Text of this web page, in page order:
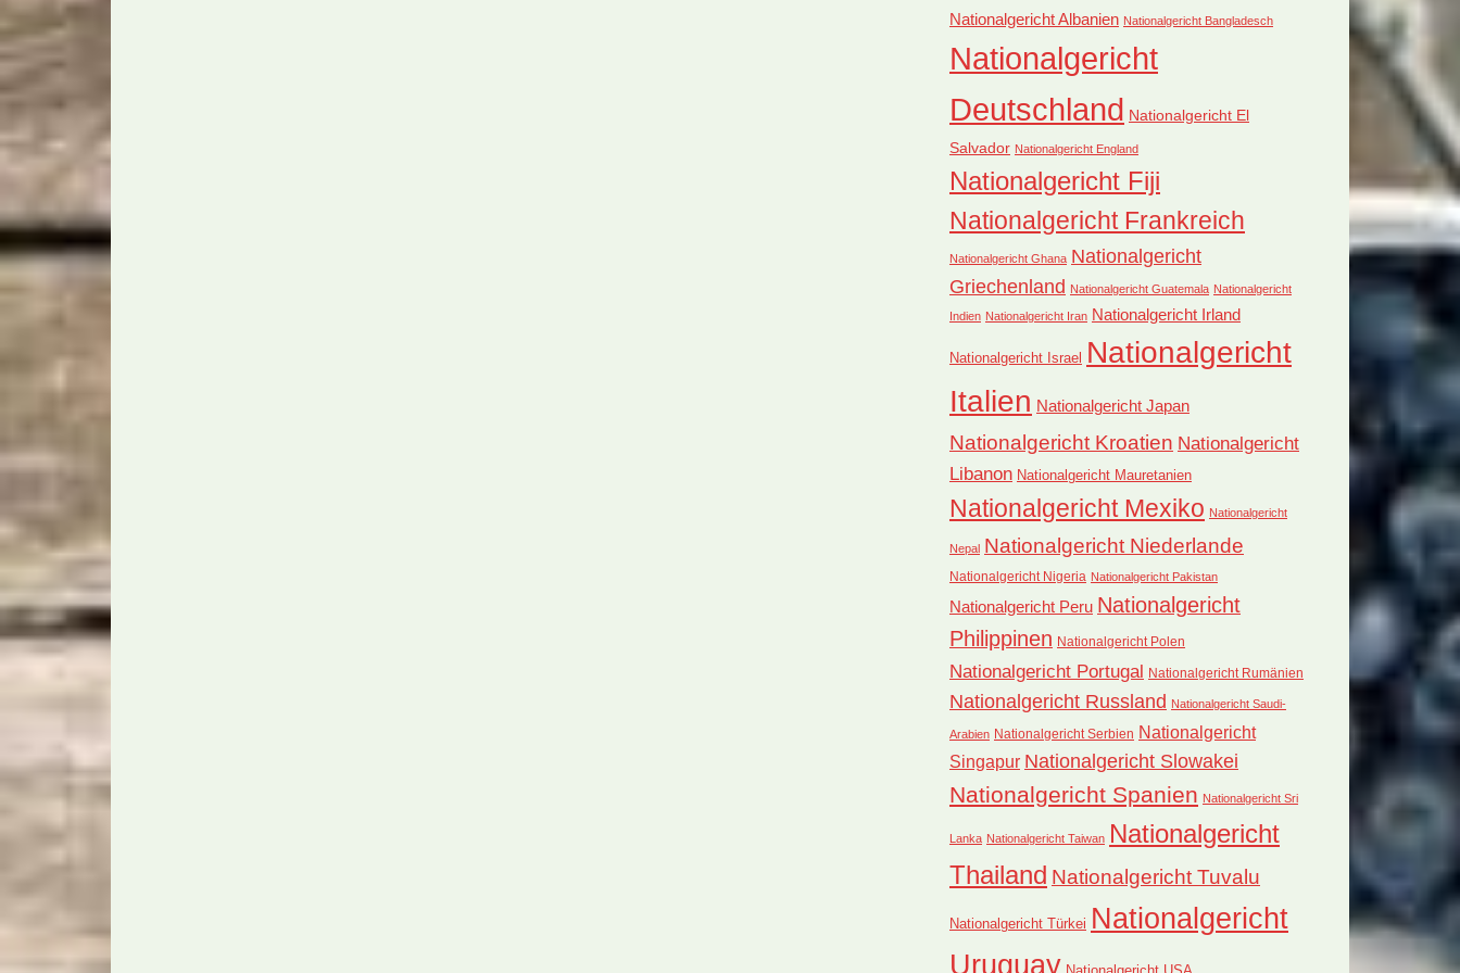
Nationalgericht Albanien Nationalgericht Bangladesch
Nationalgericht
Deutschland Nationalgericht El
Salvador Nationalgericht England
Nationalgericht Fiji
Nationalgericht Frankreich
Nationalgericht Ghana Nationalgericht
Griechenland Nationalgericht Guatemala Nationalgericht
Indien Nationalgericht Iran Nationalgericht Irland
Nationalgericht Israel Nationalgericht
Italien Nationalgericht Japan
Nationalgericht Kroatien Nationalgericht
Libanon Nationalgericht Mauretanien
Nationalgericht Mexiko Nationalgericht
Nepal Nationalgericht Niederlande
Nationalgericht Nigeria Nationalgericht Pakistan
Nationalgericht Peru Nationalgericht
Philippinen Nationalgericht Polen
Nationalgericht Portugal Nationalgericht Rumänien
Nationalgericht Russland Nationalgericht Saudi-
Arabien Nationalgericht Serbien Nationalgericht
Singapur Nationalgericht Slowakei
Nationalgericht Spanien Nationalgericht Sri
Lanka Nationalgericht Taiwan Nationalgericht
Thailand Nationalgericht Tuvalu
Nationalgericht Türkei Nationalgericht
Uruguay